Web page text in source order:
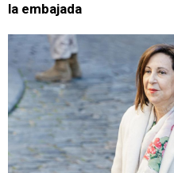
la embajada